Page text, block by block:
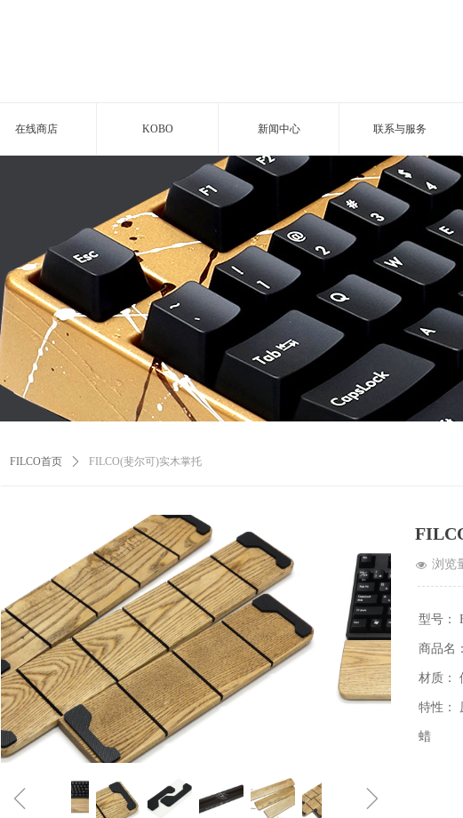
在线商店 KOBO 新闻中心 联系与服务
FILCO首页 ꄲ FILCO(斐尔可)实木掌托
ꁆ ꁇ
型号：
商品名
材质：
特性：
蜡
넶 浏览